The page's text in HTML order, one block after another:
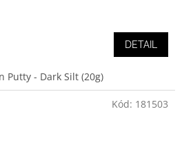
DETAIL
Putty - Dark Silt (20g)
Kód: 181503